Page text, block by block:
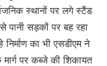
स्थानों पर लगे स्टैंड
पानी सड़कों पर बह रहा
का भी एसडीएम ने
पर कब्जे की शिकायत